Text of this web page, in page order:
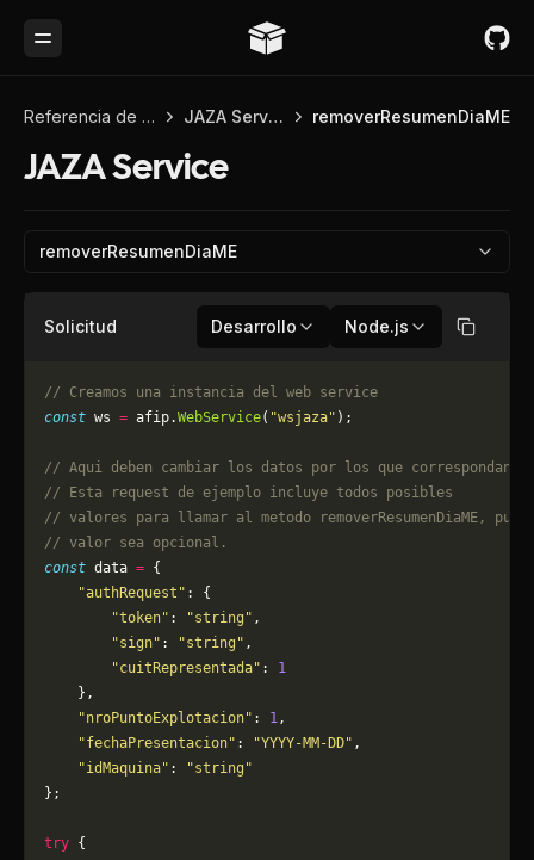
Toggle Menu
Referencia de API JAZA Service removerResumenDiaME
JAZA Service
removerResumenDiaME
Solicitud Desarrollo Node.js Copiar
// Creamos una instancia del web service
const ws = afip.WebService( "wsjaza" );
// Aqui deben cambiar los datos por los que correspondan.
// Esta request de ejemplo incluye todos posibles
// valores para llamar al metodo removerResumenDiaME,
// valor sea opcional.
const data = {
    "authRequest"
: {
        "token"
: "string" ,
        "sign"
: "string" ,
        "cuitRepresentada"
: 1
    },
    "nroPuntoExplotacion"
: 1,
    "fechaPresentacion"
: "YYYY-MM-DD" ,
    "idMaquina"
:
"string"
};
try {